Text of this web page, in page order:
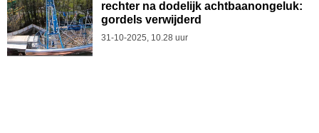
rechter na dodelijk achtbaanongeluk:
gordels verwijderd
31-10-2025, 10.28 uur